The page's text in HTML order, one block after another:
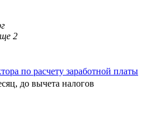
2
по расчету заработной платы
до вычета налогов